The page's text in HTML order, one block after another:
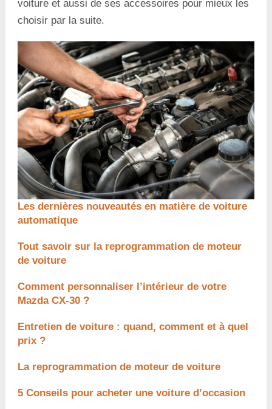
voiture et aussi de ses accessoires pour mieux les
choisir par la suite.
Les dernières nouveautés en matière de voiture
automatique
Tout savoir sur la reprogrammation de moteur
de voiture
Comment personnaliser l’intérieur de votre
Mazda CX-30 ?
Entretien de voiture : quand, comment et à quel
prix ?
La reprogrammation de moteur de voiture
5 Conseils pour acheter une voiture d’occasion